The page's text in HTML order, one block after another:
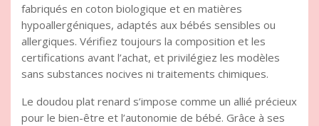
fabriqués en coton biologique et en matières
hypoallergéniques, adaptés aux bébés sensibles ou
allergiques. Vérifiez toujours la composition et les
certifications avant l’achat, et privilégiez les modèles
sans substances nocives ni traitements chimiques.
Le doudou plat renard s’impose comme un allié précieux
pour le bien-être et l’autonomie de bébé. Grâce à ses